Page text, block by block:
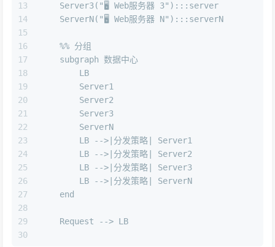
    Server3("🖥️ Web服务器 3"):::server
    ServerN("🖥️ Web服务器 N"):::serverN
    %% 分组
    subgraph 数据中心
        LB
        Server1
        Server2
        Server3
        ServerN
        LB -->|分发策略| Server1
        LB -->|分发策略| Server2
        LB -->|分发策略| Server3
        LB -->|分发策略| ServerN
    end
    Request --> LB